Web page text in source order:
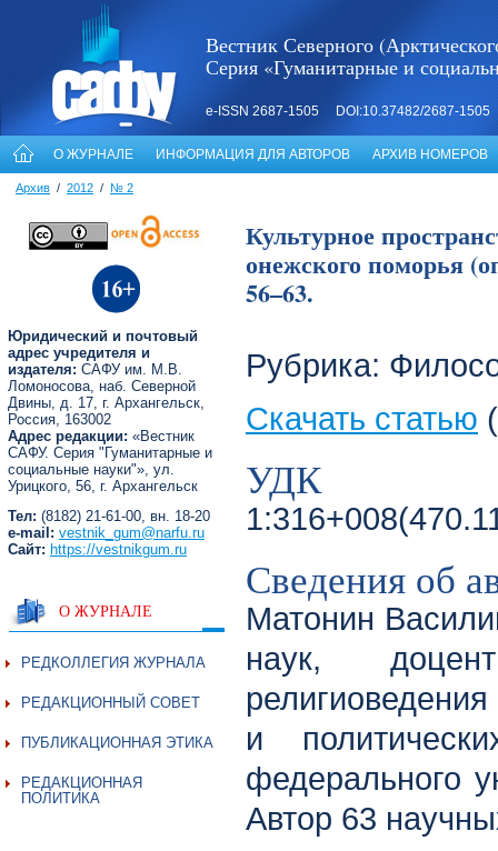
Вестник Северного
Серия «Гуманитарные и
e-ISSN 2687-1505 DOI:10.37482/2687-1505
О ЖУРНАЛЕ ИНФОРМАЦИЯ ДЛЯ АВТОРОВ АРХИВ НОМЕРОВ
Архив / 2012 / № 2
Юридический и почтовый
адрес учредителя и
издателя: САФУ им. М.В.
Ломоносова, наб. Северной
Двины, д. 17, г. Архангельск,
Россия, 163002
Адрес редакции: «Вестник
САФУ. Серия "Гуманитарные и
социальные науки"», ул.
Урицкого, 56, г. Архангельск
Тел: (8182) 21-61-00, вн. 18-20
e-mail: vestnik_gum@narfu.ru
Сайт: https://vestnikgum.ru
О ЖУРНАЛЕ
РЕДКОЛЛЕГИЯ ЖУРНАЛА
РЕДАКЦИОННЫЙ СОВЕТ
ПУБЛИКАЦИОННАЯ ЭТИКА
РЕДАКЦИОННАЯ
ПОЛИТИКА
Культурное
онежского поморья
56–63.
Рубрика:
Скачать статью
УДК
Сведения об
Матонин
наук,
и
федерального
Автор 63